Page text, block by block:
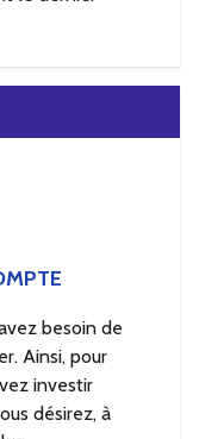
besoin de
Ainsi, pour
investir
désirez, à